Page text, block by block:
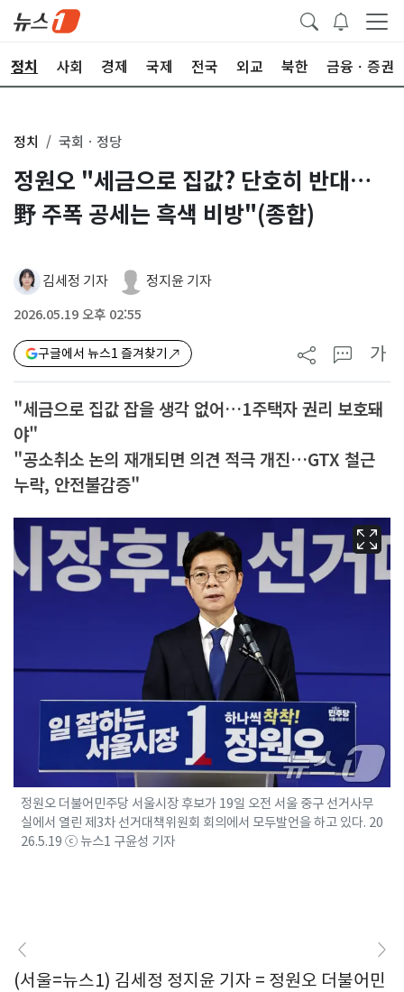
정치 사회 경제 국제 전국 외교 북한 금융ㆍ증권
정치 국회ㆍ정당
정원오 "세금으로 집값? 단호히 반대…
野 주폭 공세는 흑색 비방"(종합)
김세정 기자 정지윤 기자
2026.05.19 오후 02:55
구글에서 뉴스1 즐겨찾기 가
"세금으로 집값 잡을 생각 없어…1주택자 권리 보호돼
야"
"공소취소 논의 재개되면 의견 적극 개진…GTX 철근
누락, 안전불감증"
정원오 더불어민주당 서울시장 후보가 19일 오전 서울 중구 선거사무
실에서 열린 제3차 선거대책위원회 회의에서 모두발언을 하고 있다. 20
26.5.19 ⓒ 뉴스1 구윤성 기자
(서울=뉴스1) 김세정 정지윤 기자 = 정원오 더불어민